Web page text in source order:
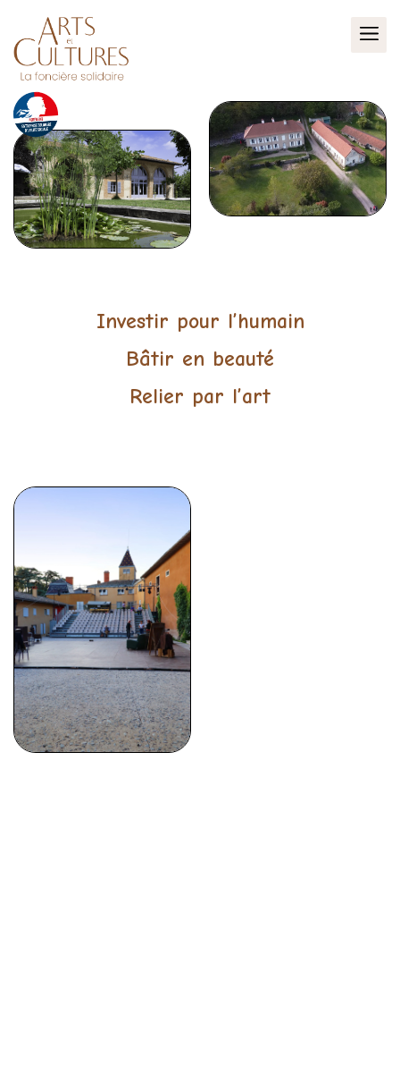
Investir pour l’humain
Bâtir en beauté
Relier par l’art